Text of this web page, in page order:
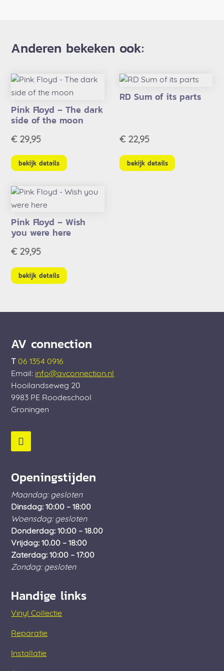
Anderen bekeken ook:
Pink Floyd – The dark
side of the moon
€ 29,95
bekijk details
RD Sum of its parts
€22,95
bekijk details
Pink Floyd – Wish
you were here
€ 29,95
bekijk details
AV connection
T 06 1354 0916
Email: info@avconnection.nl
Hooilandseweg 20
9983 PE Roodeschool
Groningen
Openingstijden
Maandag: gesloten
Dinsdag: 10:00 – 18:00
Woensdag: gesloten
Donderdag: 10:00 – 18.00
Vrijdag: 10.00 – 18:00
Zaterdag: 10:00 – 17:00
Zondag: gesloten
Handige links
Vinyl Collectie
Reparatie
Installatie